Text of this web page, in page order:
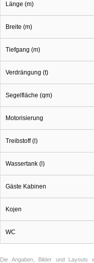
Länge (m)
Breite (m)
Tiefgang (m)
Verdrängung (t)
Segelfläche (qm)
Motorisierung
Treibstoff (l)
Wassertank (l)
Gäste Kabinen
Kojen
WC
Die Angaben, Bilder und Layouts